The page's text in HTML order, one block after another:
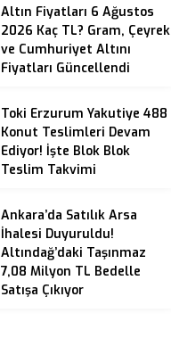
Altın Fiyatları 6 Ağustos
2026 Kaç TL? Gram, Çeyrek
ve Cumhuriyet Altını
Fiyatları Güncellendi
Toki Erzurum Yakutiye 488
Konut Teslimleri Devam
Ediyor! İşte Blok Blok
Teslim Takvimi
Ankara’da Satılık Arsa
İhalesi Duyuruldu!
Altındağ’daki Taşınmaz
7,08 Milyon TL Bedelle
Satışa Çıkıyor